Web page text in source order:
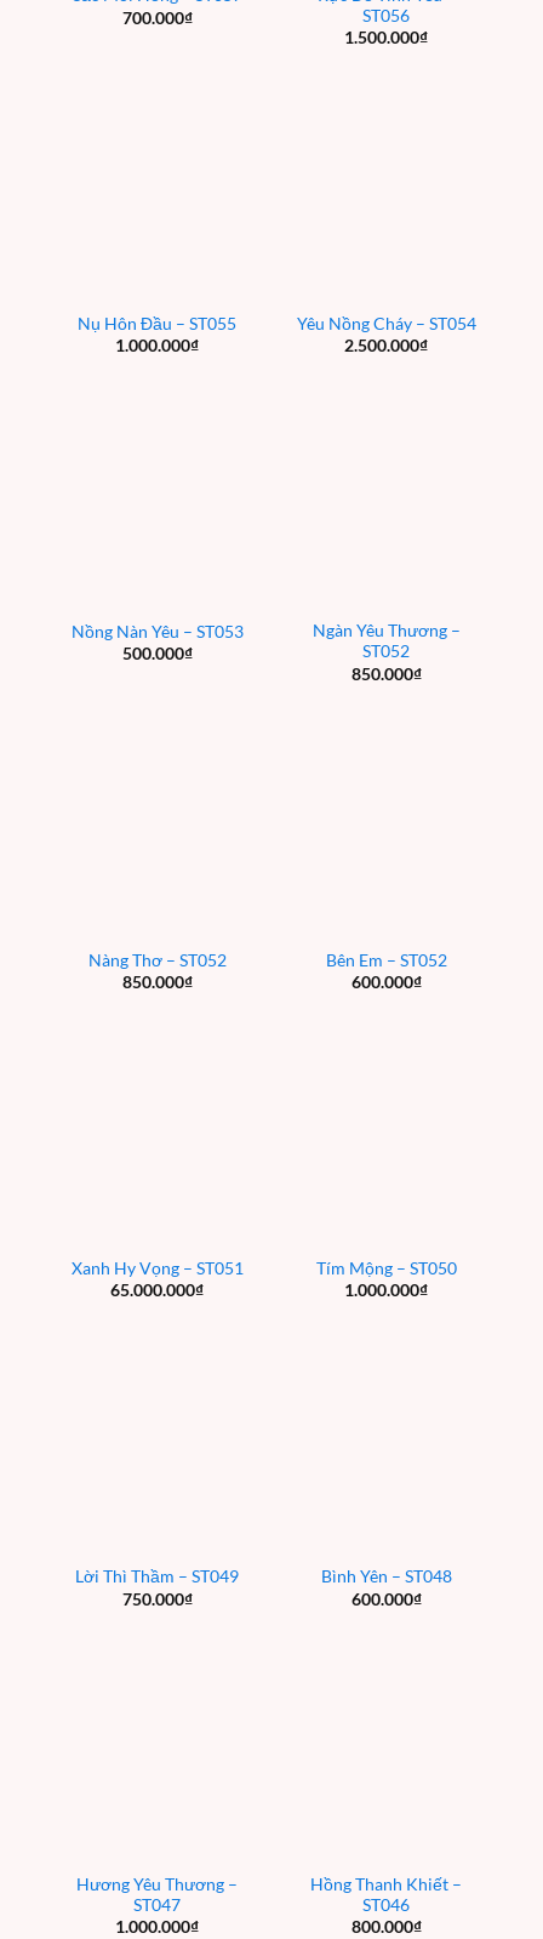
700.000₫
ST056
1.500.000₫
Nụ Hôn Đầu – ST055
1.000.000₫
Yêu Nồng Cháy – ST054
2.500.000₫
Nồng Nàn Yêu – ST053
500.000₫
Ngàn Yêu Thương –
ST052
850.000₫
Nàng Thơ – ST052
850.000₫
Bên Em – ST052
600.000₫
Xanh Hy Vọng – ST051
65.000.000₫
Tím Mộng – ST050
1.000.000₫
Lời Thì Thầm – ST049
750.000₫
Bình Yên – ST048
600.000₫
Hương Yêu Thương –
ST047
1.000.000₫
Hồng Thanh Khiết –
ST046
800.000₫